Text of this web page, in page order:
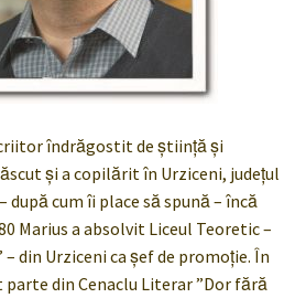
îndrăgostit de știință și
și a copilărit în Urziceni, județul
după cum îi place să spună – încă
Marius a absolvit Liceul Teoretic –
din Urziceni ca șef de promoție. În
din Cenaclu Literar ”Dor fără